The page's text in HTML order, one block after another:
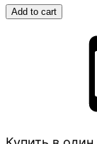
Add to cart